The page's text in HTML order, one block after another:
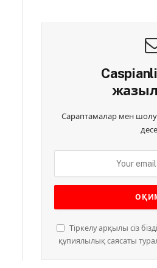
Сараптамалар мен
Тіркелу арқылы сіз
құпиялылық саясаты